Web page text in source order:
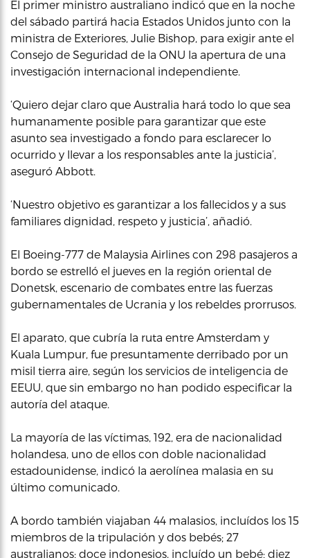
El primer ministro australiano indicó que en la noche
del sábado partirá hacia Estados Unidos junto con la
ministra de Exteriores, Julie Bishop, para exigir ante el
Consejo de Seguridad de la ONU la apertura de una
investigación internacional independiente.
‘Quiero dejar claro que Australia hará todo lo que sea
humanamente posible para garantizar que este
asunto sea investigado a fondo para esclarecer lo
ocurrido y llevar a los responsables ante la justicia’,
aseguró Abbott.
‘Nuestro objetivo es garantizar a los fallecidos y a sus
familiares dignidad, respeto y justicia’, añadió.
El Boeing-777 de Malaysia Airlines con 298 pasajeros a
bordo se estrelló el jueves en la región oriental de
Donetsk, escenario de combates entre las fuerzas
gubernamentales de Ucrania y los rebeldes prorrusos.
El aparato, que cubría la ruta entre Amsterdam y
Kuala Lumpur, fue presuntamente derribado por un
misil tierra aire, según los servicios de inteligencia de
EEUU, que sin embargo no han podido especificar la
autoría del ataque.
La mayoría de las víctimas, 192, era de nacionalidad
holandesa, uno de ellos con doble nacionalidad
estadounidense, indicó la aerolínea malasia en su
último comunicado.
A bordo también viajaban 44 malasios, incluídos los 15
miembros de la tripulación y dos bebés; 27
australianos; doce indonesios, incluído un bebé; diez